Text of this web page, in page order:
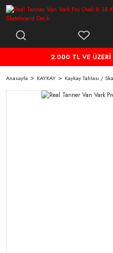
2.000 TL VE ÜZERİ
Anasayfa KAYKAY Kaykay Tahtası /